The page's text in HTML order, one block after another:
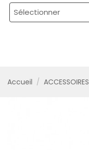
Sélectionner
Accueil ACCESSOIRES